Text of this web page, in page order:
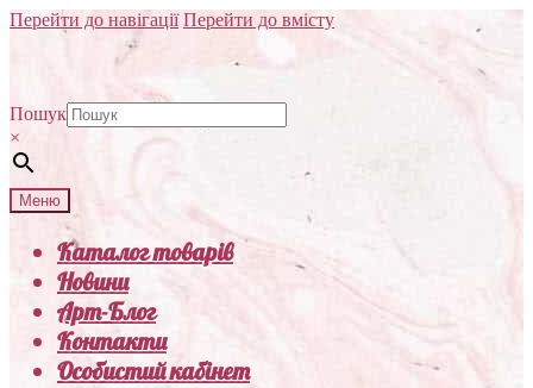
Перейти до навігації Перейти до вмісту
Пошук
×
Меню
Каталог товарів
Новини
Арт-Блог
Контакти
Особистий кабінет